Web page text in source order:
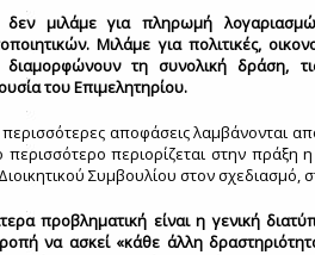
δεν μιλάμε για πληρωμή
Μιλάμε για πολιτικές,
τη συνολική δράση,
του Επιμελητηρίου.
αποφάσεις λαμβάνονται
περισσότερο περιορίζεται στην
Συμβουλίου στον σχεδιασμό,
προβληματική είναι η γενική
να ασκεί «κάθε άλλη